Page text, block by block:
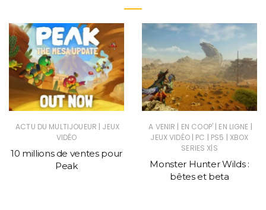
ACTU DU MULTIJOUEUR | JEUX
VIDÉO
10 millions de ventes pour
Peak
A VENIR | EN COOP' | EN LIGNE |
JEUX VIDÉO | PC | PS5 | XBOX
SERIES X|S
Monster Hunter Wilds :
bêtes et beta